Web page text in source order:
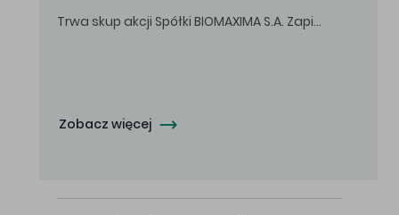
Trwa skup akcji Spółki BIOMAXIMA S.A. Zapisy do 4 sierpnia 2026 r. do godz. 16.00.
Zobacz więcej